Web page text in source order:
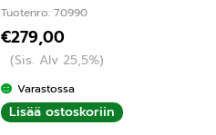
Tuotenro: 70990
€279,00
(Sis. Alv 25,5%)
Varastossa
Lisää ostoskoriin